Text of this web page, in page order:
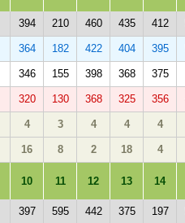
394 210 460 435 412
364 182 422 404 395
346 155 398 368 375
320 130 368 325 356
4 3 4 4 4
16 8 2 18 4
10 11 12 13 14
397 595 442 375 197